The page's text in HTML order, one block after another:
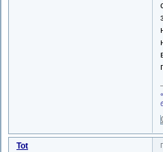
Tot